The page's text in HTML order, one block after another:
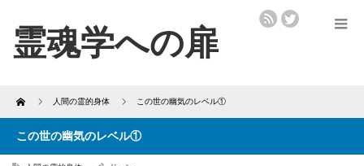
Home 人間の霊的身体 この世の幽気のレベル①
この世の幽気のレベル①